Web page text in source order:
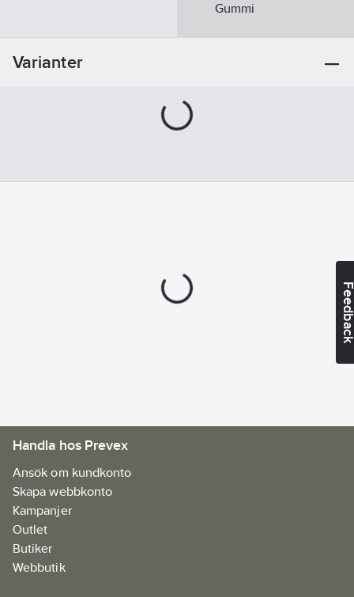
Gummi
Varianter
Handla hos Prevex
Ansök om kundkonto
Skapa webbkonto
Kampanjer
Outlet
Butiker
Webbutik